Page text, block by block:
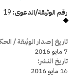
رقم الوثيقة/الدعوى: 19
تاريخ إصدار الوثيقة /
7 مايو 2016
تاريخ النشر:
16 مايو 2016